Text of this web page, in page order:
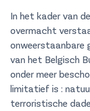
In het kader van
overmacht
onweerstaanbare
van het Belgisch
onder meer
limitatief is :
terroristische